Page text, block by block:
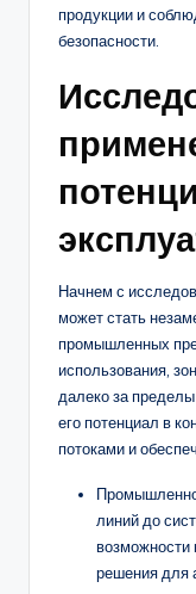
продукции и
безопасности.
Начнем с
может стать
промышленных
использования,
далеко за
его потенциал в
потоками и
линий до
возможности
решения для